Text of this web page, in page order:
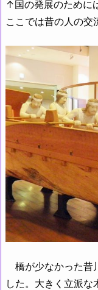
↑国の発展のために
ここでは昔の人の交
橋が少なかった昔
した。大きく立派な